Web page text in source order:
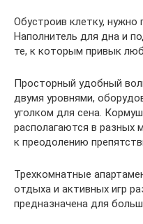
Обустроив клетку,
Наполнитель для дна и
те, к которым привык
Просторный удобный
двумя уровнями,
уголком для сена.
располагаются в разных
к преодолению
Трехкомнатные
отдыха и активных игр
предназначена для